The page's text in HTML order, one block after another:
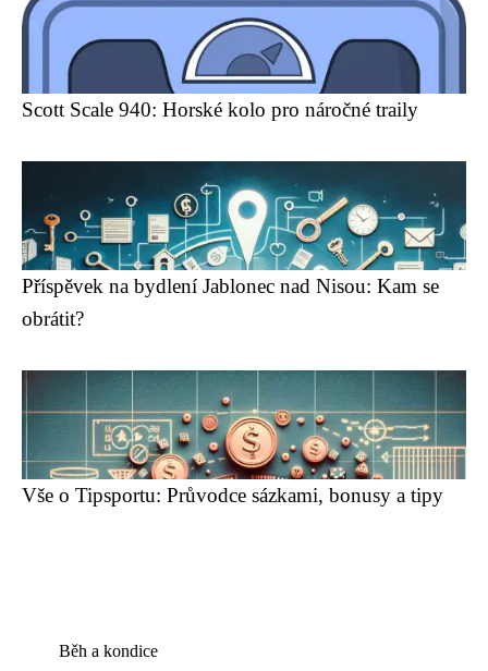
Scott Scale 940: Horské kolo pro náročné traily
Příspěvek na bydlení Jablonec nad Nisou: Kam se
obrátit?
Vše o Tipsportu: Průvodce sázkami, bonusy a tipy
Běh a kondice